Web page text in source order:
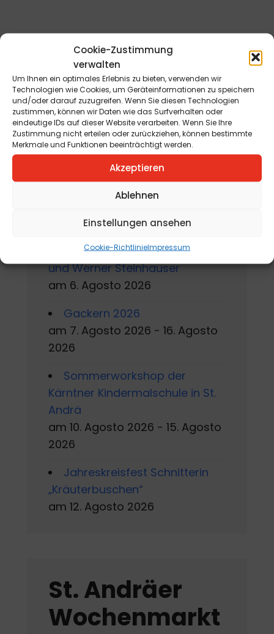
Cookie-Zustimmung
verwalten
Um Ihnen ein optimales Erlebnis zu bieten, verwenden wir
Technologien wie Cookies, um Geräteinformationen zu speichern
und/oder darauf zuzugreifen. Wenn Sie diesen Technologien
zustimmen, können wir Daten wie das Surfverhalten oder
eindeutige IDs auf dieser Website verarbeiten. Wenn Sie Ihre
Zustimmung nicht erteilen oder zurückziehen, können bestimmte
Merkmale und Funktionen beeinträchtigt werden.
Akzeptieren
Ablehnen
Einstellungen ansehen
Cookie-RichtlinieImpressum
Bevorstehende
Veranstaltungen
Domkunst II -
Metamorphosen
am 1. Maggio 2026 - 31. Ottobre
Ausstellungseröffnung mit
Manfred Fabi, Christian Jaritz
und Werner Steinhauser
am 6. Agosto 2026
Gackern 2026
am 7. Agosto 2026 - 16. Agosto
2026
Sommerworkshop der
Kärntner Kindermalschule in St.
Andrä
am 10. Agosto 2026 - 15. Agosto
2026
Jahreskreisfest Schnitterin
„Kräuterbuschen“
am 12. Agosto 2026
St. Andräer
Wochenmarkt